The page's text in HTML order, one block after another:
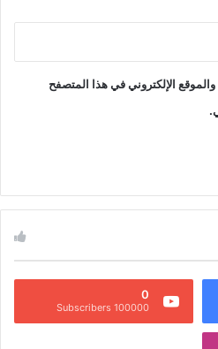
الإلكتروني في هذا المتصفح
0
100000 Subscribers